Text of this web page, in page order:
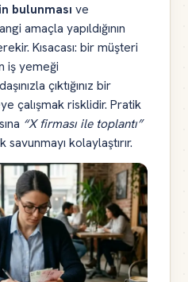
bulunması ve
amaçla yapıldığının
Kısacası: bir müşteri
iş yemeği
çıktığınız bir
çalışmak risklidir. Pratik
“X firması ile toplantı”
kolaylaştırır.